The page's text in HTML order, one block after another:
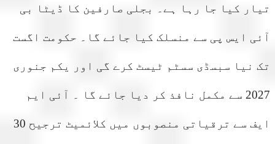
کیا جا رہا ہے۔ بجلی صارفین کا ڈیٹا بی
ایس پی سے منسلک کیا جائے گا۔ حکومت اگست
نیا سبسڈی سسٹم ٹیسٹ کرے گی اور یکم جنوری
2027 سے مکمل نافذ کر دیا جائے گا ۔ آئی ایم
ایف سے ترقیاتی منصوبوں میں کلائمیٹ ترجیح 30